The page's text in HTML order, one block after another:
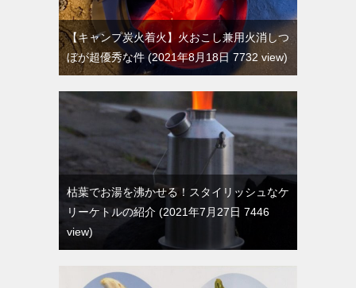
【キャンプ炭火着火】火おこし兼用火消しつ
ぼが超優秀な件 2021年8月18日 7732 view
枯葉でお湯を沸かせる！スタイリッシュなケ
リーケトルの紹介
2021年7月27日 7446
view